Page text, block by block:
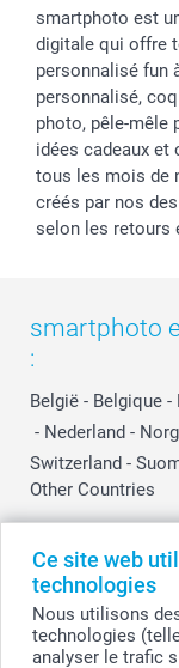
Ce site web
technologies
Nous utilisons
technologies
analyser le trafic
smartphoto est
digitale qui offre
personnalisé fun
personnalisé,
photo, pêle-mêle
idées cadeaux
tous les mois de
créés par nos
selon les retours
smartphoto
:
België - Belgique -
- Nederland -
Switzerland -
Other Countries
© smartphoto
Tous les prix sont